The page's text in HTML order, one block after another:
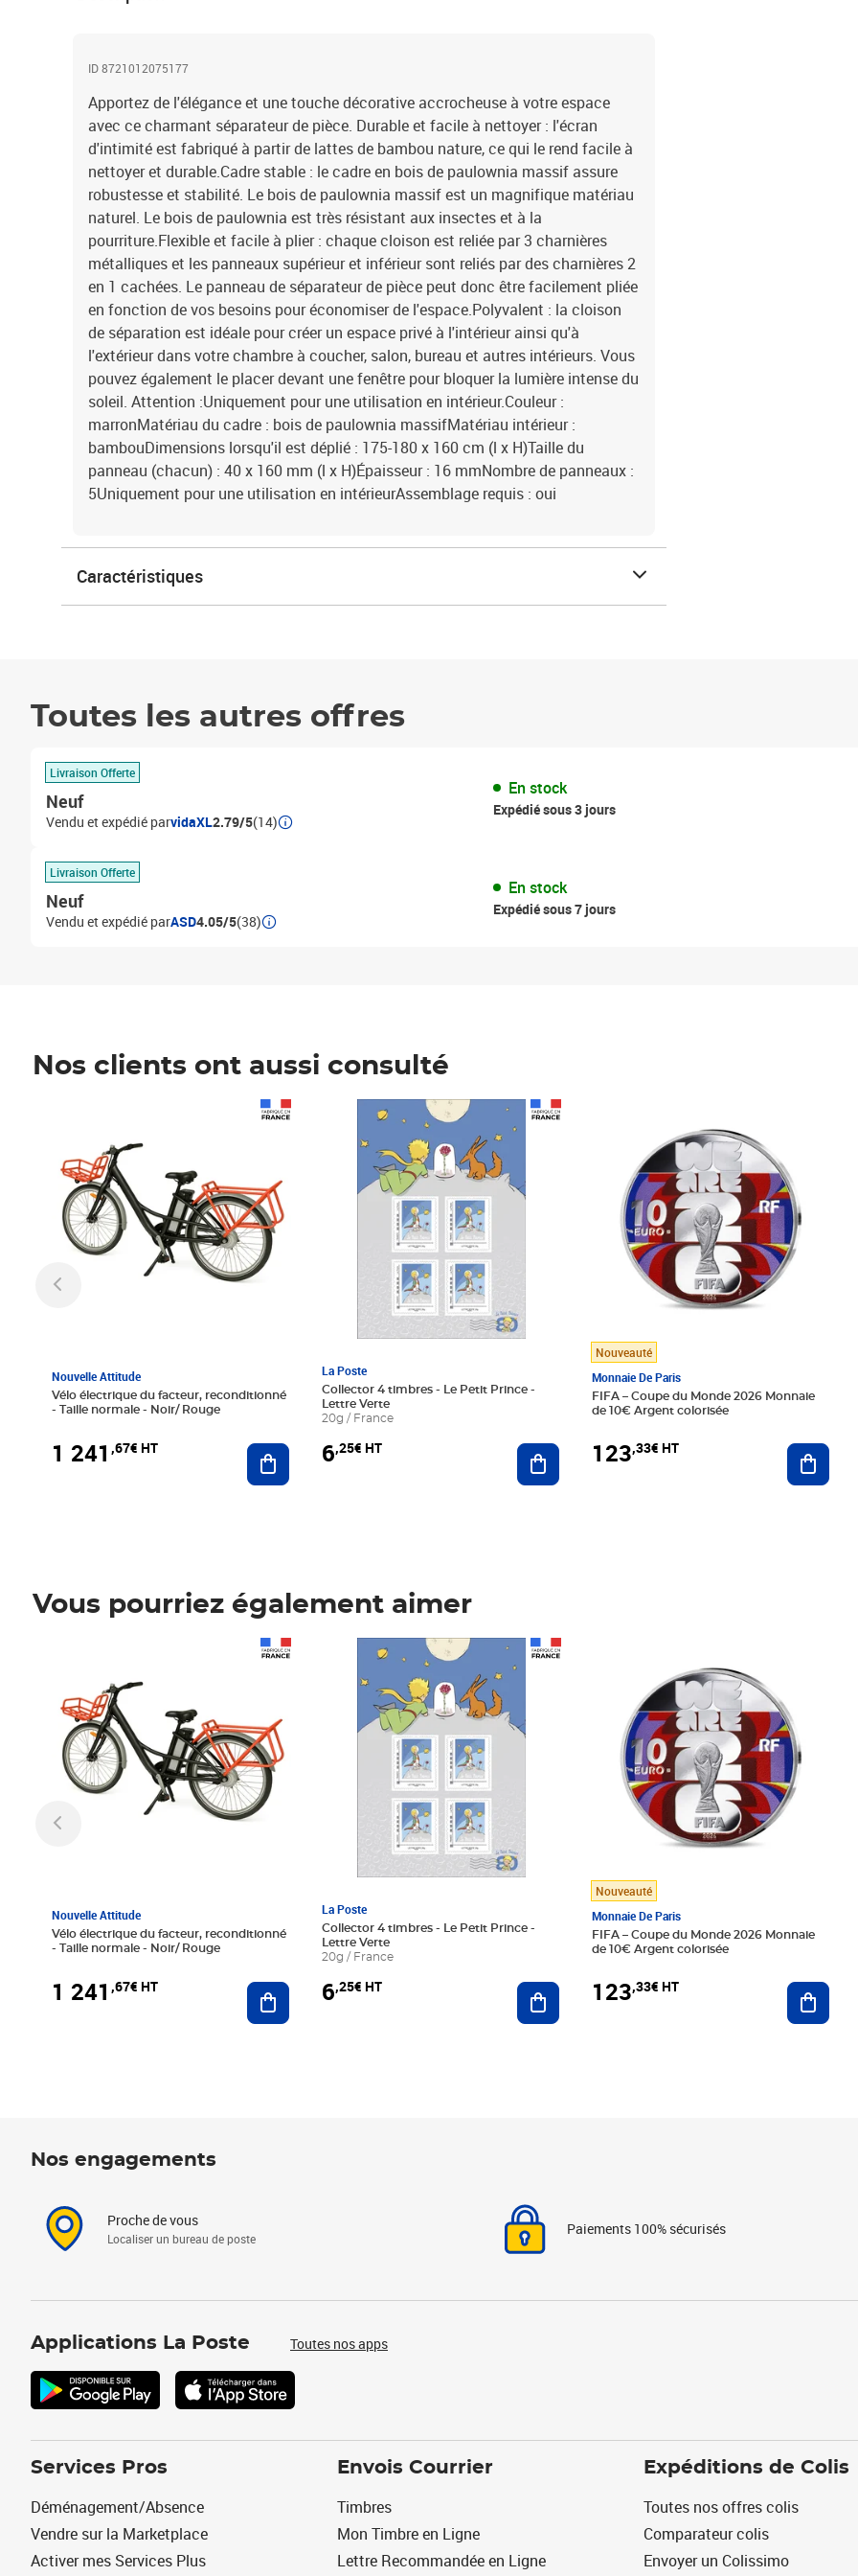
ID 8721012075177
Apportez de l'élégance et une touche décorative accrocheuse à votre espace
avec ce charmant séparateur de pièce. Durable et facile à nettoyer : l'écran
d'intimité est fabriqué à partir de lattes de bambou nature, ce qui le rend facile à
nettoyer et durable.Cadre stable : le cadre en bois de paulownia massif assure
robustesse et stabilité. Le bois de paulownia massif est un magnifique matériau
naturel. Le bois de paulownia est très résistant aux insectes et à la
pourriture.Flexible et facile à plier : chaque cloison est reliée par 3 charnières
métalliques et les panneaux supérieur et inférieur sont reliés par des charnières 2
en 1 cachées. Le panneau de séparateur de pièce peut donc être facilement pliée
en fonction de vos besoins pour économiser de l'espace.Polyvalent : la cloison
de séparation est idéale pour créer un espace privé à l'intérieur ainsi qu'à
l'extérieur dans votre chambre à coucher, salon, bureau et autres intérieurs. Vous
pouvez également le placer devant une fenêtre pour bloquer la lumière intense du
soleil. Attention :Uniquement pour une utilisation en intérieur.Couleur :
marronMatériau du cadre : bois de paulownia massifMatériau intérieur :
bambouDimensions lorsqu'il est déplié : 175-180 x 160 cm (l x H)Taille du
panneau (chacun) : 40 x 160 mm (l x H)Épaisseur : 16 mmNombre de panneaux :
5Uniquement pour une utilisation en intérieurAssemblage requis : oui
Caractéristiques
Toutes les autres offres
Livraison Offerte
Neuf
Vendu et expédié parvidaXL2.79/5(14)
En stock
Expédié sous 3 jours
Livraison Offerte
Neuf
Vendu et expédié parASD4.05/5(38)
En stock
Expédié sous 7 jours
Nos clients ont aussi consulté
Nouvelle Attitude
Vélo électrique du facteur, reconditionné
- Taille normale - Noir/ Rouge
1 241 ,67€ HT Ajouter au panier
La Poste
Collector 4 timbres - Le Petit Prince -
Lettre Verte
20g / France
6,25€ HT
Prix 6,25€ HT
Ajouter au panier
Nouveauté
Monnaie De Paris
FIFA – Coupe du Monde 2026 Monnaie
de 10€ Argent colorisée
123,33€ HT
Vous pourriez également aimer
Nouvelle Attitude
Vélo électrique du facteur, reconditionné
- Taille normale - Noir/ Rouge
1 241 ,67€ HT Ajouter au panier
La Poste
Collector 4 timbres - Le Petit Prince -
Lettre Verte
20g / France
6,25€ HT
Prix 6,25€ HT
Ajouter au panier
Nouveauté
Monnaie De Paris
FIFA – Coupe du Monde 2026 Monnaie
de 10€ Argent colorisée
123,33€ HT
Nos engagements
Proche de vous
Localiser un bureau de poste
Paiements 100% sécurisés
Applications La Poste Toutes nos apps
Services Pros
Déménagement/Absence
Vendre sur la Marketplace
Activer mes Services Plus
Envois Courrier
Timbres
Mon Timbre en Ligne
Lettre Recommandée en Ligne
Expéditions de Colis
Toutes nos offres colis
Comparateur colis
Envoyer un Colissimo